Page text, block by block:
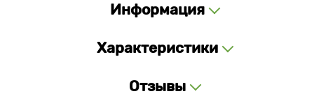
Информация
Характеристики
Отзывы